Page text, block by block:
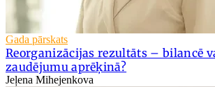
Gada pārskats
Reorganizācijas rezultāts – bilancē
zaudējumu aprēķinā?
Jeļena Mihejenkova